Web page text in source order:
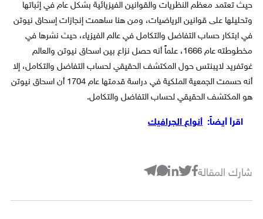
حيث تعتمد معظم النظريات والقوانين الفيزيائية بشكل عام في إثباتها
وتحليلها على قوانين الرياضيات، ومن هنا ساهمت إنجازات إسحاق نيوتن
في ابتكار حساب التفاضل والتكامل في عالم الفيزياء، حيث نشرها في
مخطوطته عام 1666، علماً أنه حصل نزاع بين اسحاق نيوتن والعالم
غوتفريد لايبنتس حول المكتشف الحقيقي لحساب التفاضل والتكامل، إلا
أنه حسمت الجمعية الملكية في دراسة قدمتها عام 1704 أن اسحاق نيوتن
هو المكتشف الحقيقي لحساب التفاضل والتكامل.
اقرأ أيضاً: أنواع الجرافيك
شارك المقالة